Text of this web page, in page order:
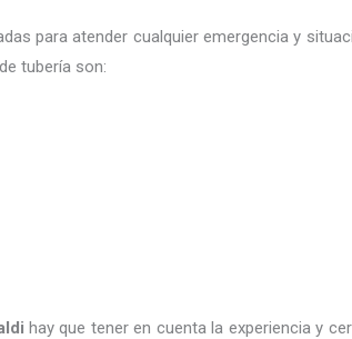
para atender cualquier emergencia y
tubería son:
hay que tener en cuenta la experiencia y